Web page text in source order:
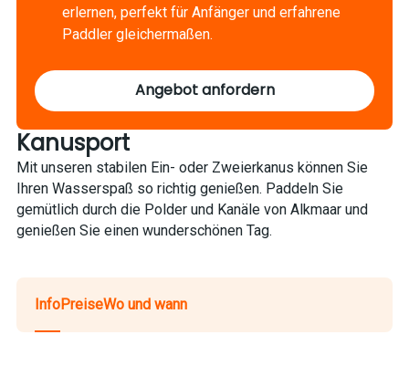
erlernen, perfekt für Anfänger und erfahrene
Paddler gleichermaßen.
Angebot anfordern
Kanusport
Mit unseren stabilen Ein- oder Zweierkanus können Sie
Ihren Wasserspaß so richtig genießen. Paddeln Sie
gemütlich durch die Polder und Kanäle von Alkmaar und
genießen Sie einen wunderschönen Tag.
InfoPreiseWo und wann